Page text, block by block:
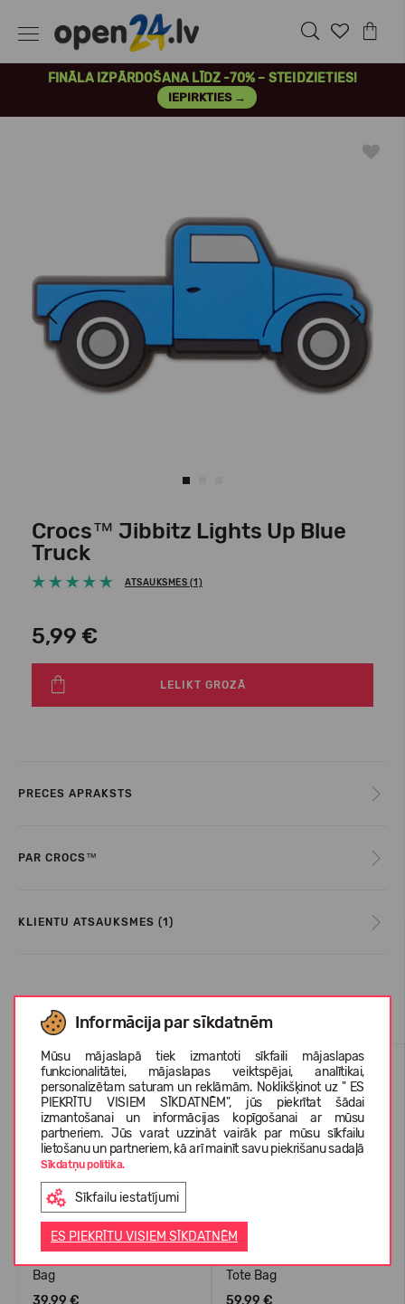
FINĀLA IZPĀRDOŠANA LĪDZ -70% – STEIDZIETIES!
IEPIRKTIES →
Informācija par sīkdatnēm
Mūsu mājaslapā tiek izmantoti sīkfaili mājaslapas
funkcionalitātei, mājaslapas veiktspējai, analītikai,
personalizētam saturam un reklāmām. Noklikšķinot uz " ES
PIEKRĪTU VISIEM SĪKDATNĒM", jūs piekrītat šādai
izmantošanai un informācijas kopīgošanai ar mūsu
partneriem. Jūs varat uzzināt vairāk par mūsu sīkfailu
lietošanu un partneriem, kā arī mainīt savu piekrišanu sadaļā
Sīkdatņu politika.
Sīkfailu iestatījumi
ES PIEKRĪTU VISIEM SĪKDATNĒM
Previous Next
Crocs™ Jibbitz Lights Up Blue
Truck
ATSAUKSMES (1)
5,99 €
LELIKT GROZĀ
PRECES APRAKSTS
PAR CROCS™
KLIENTU ATSAUKSMES (1)
Līdzīgas preces
Bag
39,99 €
Tote Bag
59,99 €